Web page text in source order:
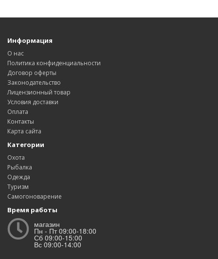
Информация
О нас
Политика конфиденциальности
Договор оферты
Законодательство
Лицензионный товар
Условия доставки
Оплата
Контакты
Карта сайта
Категории
Охота
Рыбалка
Одежда
Туризм
Самогоноварение
Время работы
магазин
Пн - Пт 09:00-18:00
Сб 09:00-15:00
Вс 09:00-14:00